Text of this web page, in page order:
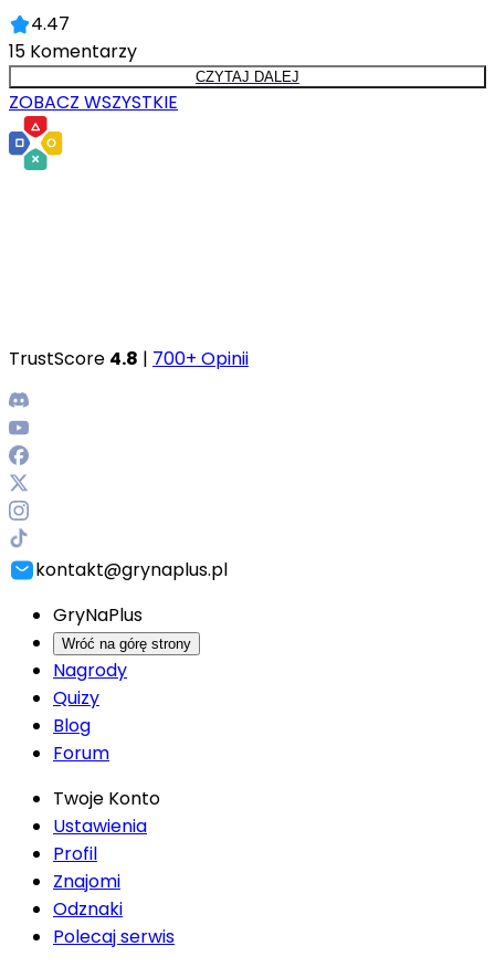
4.47
15 Komentarzy
CZYTAJ DALEJ
ZOBACZ WSZYSTKIE
TrustScore 4.8 | 700+ Opinii
kontakt@grynaplus.pl
GryNaPlus
Wróć na górę strony
Nagrody
Quizy
Blog
Forum
Twoje Konto
Ustawienia
Profil
Znajomi
Odznaki
Polecaj serwis